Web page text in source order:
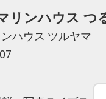
リンハウス つ
ハウス ツルヤマ